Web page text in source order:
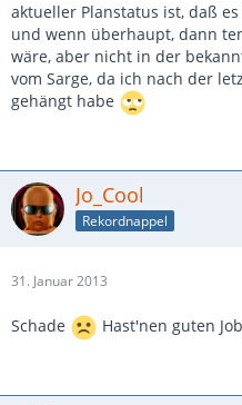
aktueller Planstatus ist, daß
und wenn überhaupt, dann
wäre, aber nicht in der
vom Sarge, da ich nach der
gehängt habe
Jo_Cool
Rekordnappel
31. Januar 2013
Schade Hast'nen guten